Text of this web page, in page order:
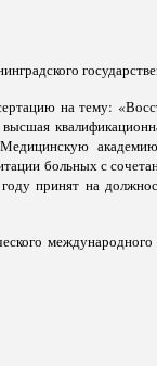
на тему:
больных с
принят на